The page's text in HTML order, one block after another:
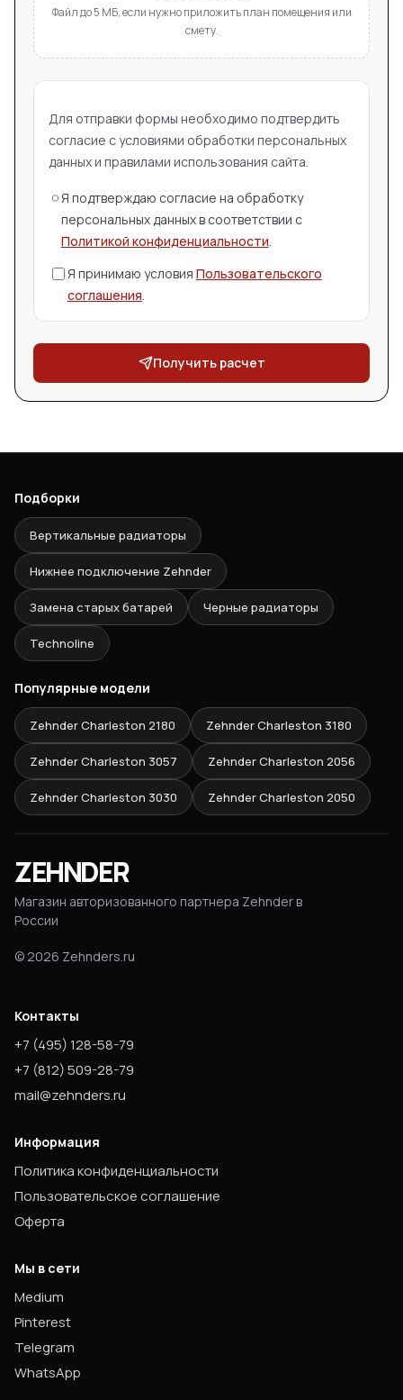
Файл до 5 МБ, если нужно приложить план помещения или
смету.
Для отправки формы необходимо подтвердить
согласие с условиями обработки персональных
данных и правилами использования сайта.
Я подтверждаю согласие на обработку
персональных данных в соответствии с
Политикой конфиденциальности.
Я принимаю условия Пользовательского
соглашения.
Получить расчет
Подборки
Вертикальные радиаторы
Нижнее подключение Zehnder
Замена старых батарей Черные радиаторы
Technoline
Популярные модели
Zehnder Charleston 2180 Zehnder Charleston 3180
Zehnder Charleston 3057 Zehnder Charleston 2056
Zehnder Charleston 3030 Zehnder Charleston 2050
ZEHNDER
Магазин авторизованного партнера Zehnder в
России
© 2026 Zehnders.ru
Контакты
+7 (495) 128-58-79
+7 (812) 509-28-79
mail@zehnders.ru
Информация
Политика конфиденциальности
Пользовательское соглашение
Оферта
Мы в сети
Medium
Pinterest
Telegram
WhatsApp